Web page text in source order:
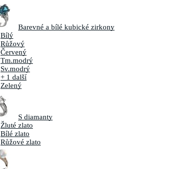
Barevné a bílé kubické zirkony
Bílý
Růžový
Červený
Tm.modrý
Sv.modrý
+ 1 další
Zelený
S diamanty
Žluté zlato
Bílé zlato
Růžové zlato